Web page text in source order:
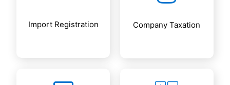
Import Registration Company Taxation